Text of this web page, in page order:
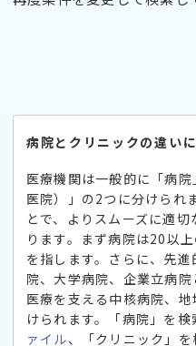
病院とクリニックの違い
医療機関は一般的に「病院
医院）」の2つに分けられ
とで、よりスムーズに適
ります。まず病院は20以
を指します。さらに、先
院、大学病院、企業立病
医療を支える中核病院、
けられます。「病院」を検
ァイル、「クリニック」